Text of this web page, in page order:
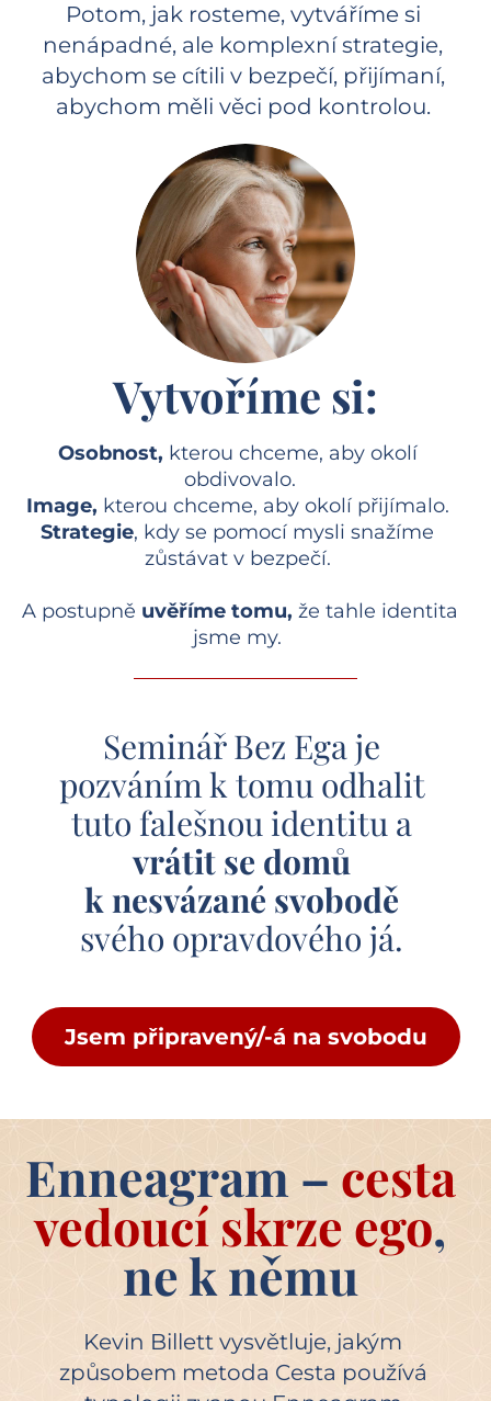
Potom, jak rosteme, vytváříme si
nenápadné, ale komplexní strategie,
abychom se cítili v bezpečí, přijímaní,
abychom měli věci pod kontrolou.
Vytvoříme si:
Osobnost, kterou chceme, aby okolí
obdivovalo.
Image, kterou chceme, aby okolí přijímalo.
Strategie, kdy se pomocí mysli snažíme
zůstávat v bezpečí.
A postupně uvěříme tomu, že tahle identita
jsme my.
Seminář Bez Ega je
pozváním k tomu odhalit
vrátit se domů
k nesvázané svobodě
svého opravdového já.
Jsem připravený/-á na svobodu
Enneagram – cesta
vedoucí skrze ego,
ne k němu
Kevin Billett vysvětluje, jakým
způsobem metoda Cesta používá